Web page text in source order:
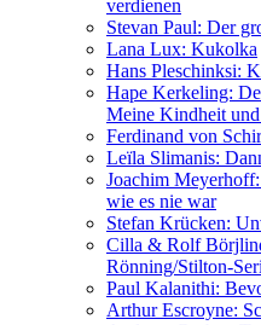
verdienen
Stevan Paul: Der
Lana Lux: Kukolka
Hans Pleschinksi:
Hape Kerkeling:
Meine Kindheit
Ferdinand von
Leïla Slimanis:
Joachim
wie es nie war
Stefan Krücken:
Cilla & Rolf
Rönning/Stilton-
Paul Kalanithi:
Arthur Escroyne: